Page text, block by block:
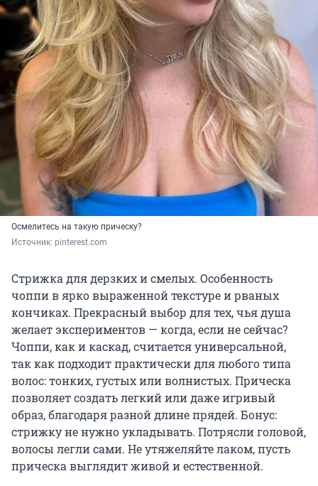
Осмелитесь на такую прическу?
Источник: pinterest.com
Стрижка для дерзких и смелых. Особенность
чоппи в ярко выраженной текстуре и рваных
кончиках. Прекрасный выбор для тех, чья душа
желает экспериментов — когда, если не сейчас?
Чоппи, как и каскад, считается универсальной,
так как подходит практически для любого типа
волос: тонких, густых или волнистых. Прическа
позволяет создать легкий или даже игривый
образ, благодаря разной длине прядей. Бонус:
стрижку не нужно укладывать. Потрясли головой,
волосы легли сами. Не утяжеляйте лаком, пусть
прическа выглядит живой и естественной.